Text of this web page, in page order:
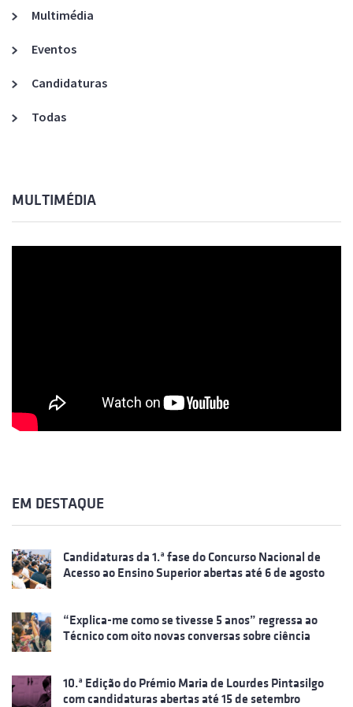
Multimédia
Eventos
Candidaturas
Todas
MULTIMÉDIA
EM DESTAQUE
Candidaturas da 1.ª fase do Concurso Nacional de
Acesso ao Ensino Superior abertas até 6 de agosto
“Explica-me como se tivesse 5 anos” regressa ao
Técnico com oito novas conversas sobre ciência
10.ª Edição do Prémio Maria de Lourdes Pintasilgo
com candidaturas abertas até 15 de setembro